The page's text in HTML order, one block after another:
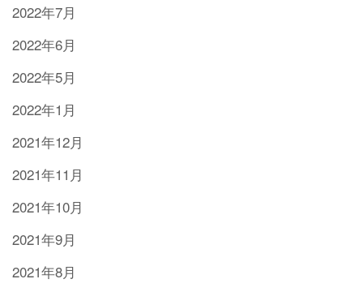
2022年7月
2022年6月
2022年5月
2022年1月
2021年12月
2021年11月
2021年10月
2021年9月
2021年8月